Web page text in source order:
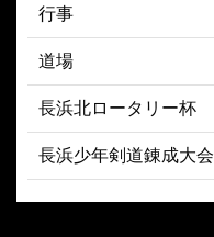
行事
道場
長浜北ロータリー杯
長浜少年剣道錬成大会